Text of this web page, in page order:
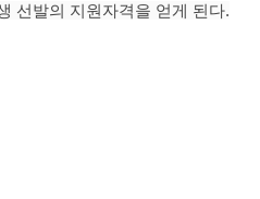
선발의 지원자격을 얻게 된다.